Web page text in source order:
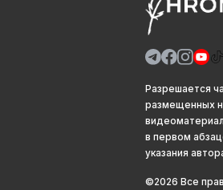
Разрешается
размещенных
в первом
указания
©2026 Все